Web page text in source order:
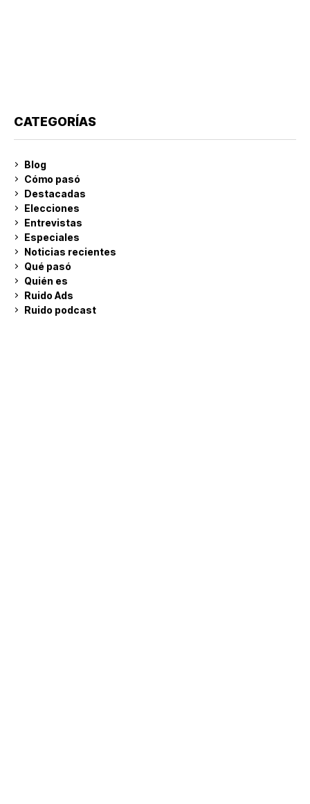
CATEGORÍAS
Blog
Cómo pasó
Destacadas
Elecciones
Entrevistas
Especiales
Noticias recientes
Qué pasó
Quién es
Ruido Ads
Ruido podcast